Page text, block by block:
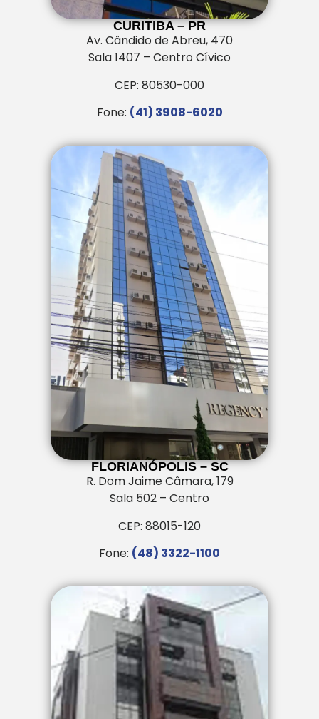
CURITIBA – PR
Av. Cândido de Abreu, 470
Sala 1407 – Centro Cívico
CEP: 80530-000
Fone: (41) 3908-6020
FLORIANÓPOLIS – SC
R. Dom Jaime Câmara, 179
Sala 502 – Centro
CEP: 88015-120
Fone: (48) 3322-1100